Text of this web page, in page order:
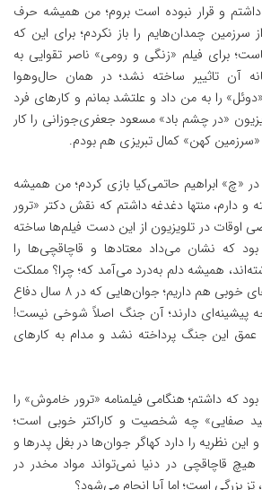
و قرار نبوده است بروم؛ من همیشه حرف
چمدان‌هایم را باز نکردم؛ برای این که
برای فیلم «زنگی و رومی» ناصر تقوایی به
آن تاثییر ساخته نشد؛ در همان حال‌وهوا
را به من داد و علتشد بمانم و کارهای فرد
«در چشم باد» مسعود جعفری‌جوزانی را کار
کهن» کمال تبریزی هم بودم.
«چ» ابراهیم حاتمی‌کیا بازی کردم؛ من همیشه
و دارم، منتها دغدغه داشتم که نقش دکتر «ترور
اوقات در تلویزیون از این دست فیلم‌ها ساخته
که نشان می‌داد معتادها و قاچاقچی‌ها را
همیشه دلم به‌درد می‌آمد که؛ چرا؟ مملکت
ما ثروتمند است و جوان‌های خوبی هم داریم؛ جوان‌هایی که در ۸ سال دفاع
پیشینه‌ای دارند؛ آن جنگ اصلاً شوخی نیست!
عمق این جنگ پرداخته نشد و مدام به کارهای
که داشتم؛ هنگامی فیلمنامه «ترور خاموش» را
صفایی» چه شخصیت و کاراکتر خوبی است؛
نظریه را دارد کهاگر جوان‌ها در بغل پدرها و
قاچاقچی در دنیا نمی‌تواند مواد مخدر در
تِزِ بزرگی است؛ اما آیا انجام می‌شود؟